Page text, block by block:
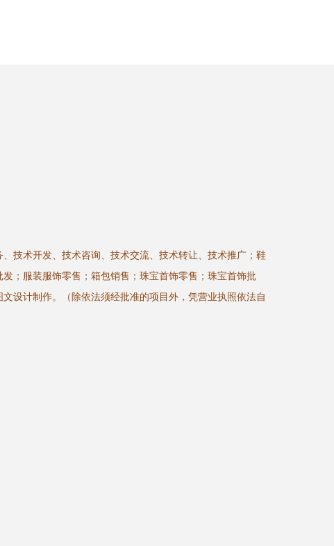
技术开发、技术咨询、技术交流、技术转让、技术推广；鞋
；服装服饰零售；箱包销售；珠宝首饰零售；珠宝首饰批
设计制作。（除依法须经批准的项目外，凭营业执照依法自